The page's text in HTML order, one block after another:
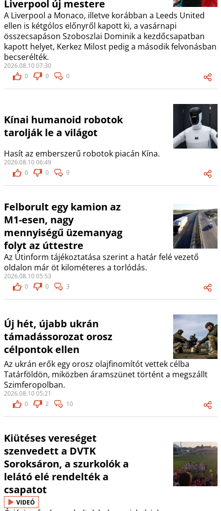
Liverpool új mestere
A Liverpool a Monaco, illetve korábban a Leeds United
ellen is kétgólos előnyről kapott ki, a vasárnapi
összecsapáson Szoboszlai Dominik a kezdőcsapatban
kapott helyet, Kerkez Milost pedig a második felvonásban
becserélték.
2026.08.10 07:30
0
0 0
Kínai humanoid robotok
tarolják le a világot
Hasít az emberszerű robotok piacán Kína.
2026.08.10 06:49
0
0 9
Felborult egy kamion az
M1-esen, nagy
mennyiségű üzemanyag
folyt az úttestre
Az Útinform tájékoztatása szerint a határ felé vezető
oldalon már öt kilométeres a torlódás.
2026.08.10 05:53
0
0 3
Új hét, újabb ukrán
támadássorozat orosz
célpontok ellen
Az ukrán erők egy orosz olajfinomítót vettek célba
Tatárföldön, miközben áramszünet történt a megszállt
Szimferopolban.
2026.08.10 05:21
0
2 10
Kiütéses vereséget
szenvedett a DVTK
Soroksáron, a szurkolók a
lelátó elé rendelték a
csapatot
VIDEÓ